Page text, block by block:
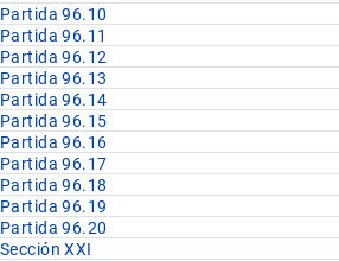
Partida 96.10
Partida 96.11
Partida 96.12
Partida 96.13
Partida 96.14
Partida 96.15
Partida 96.16
Partida 96.17
Partida 96.18
Partida 96.19
Partida 96.20
Sección XXI